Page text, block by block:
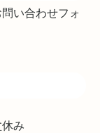
い合わせフォ
み